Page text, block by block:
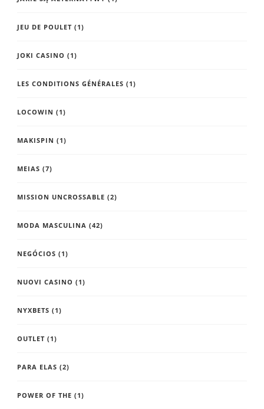
JEU DE POULET (1)
JOKI CASINO (1)
LES CONDITIONS GÉNÉRALES (1)
LOCOWIN (1)
MAKISPIN (1)
MEIAS (7)
MISSION UNCROSSABLE (2)
MODA MASCULINA (42)
NEGÓCIOS (1)
NUOVI CASINO (1)
NYXBETS (1)
OUTLET (1)
PARA ELAS (2)
POWER OF THE (1)